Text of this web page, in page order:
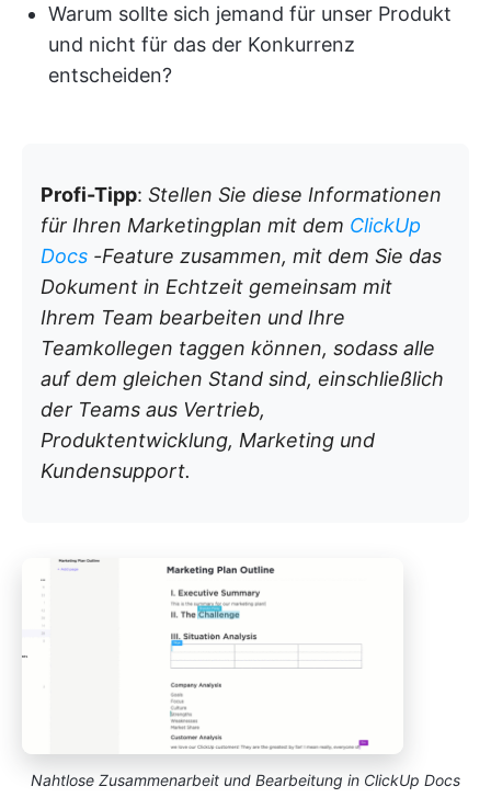
Warum sollte sich jemand für unser Produkt
und nicht für das der Konkurrenz
entscheiden?
Profi-Tipp: Stellen Sie diese Informationen
für Ihren Marketingplan mit dem ClickUp
Docs -Feature zusammen, mit dem Sie das
Dokument in Echtzeit gemeinsam mit
Ihrem Team bearbeiten und Ihre
Teamkollegen taggen können, sodass alle
auf dem gleichen Stand sind, einschließlich
der Teams aus Vertrieb,
Produktentwicklung, Marketing und
Kundensupport.
Nahtlose Zusammenarbeit und Bearbeitung in ClickUp Docs